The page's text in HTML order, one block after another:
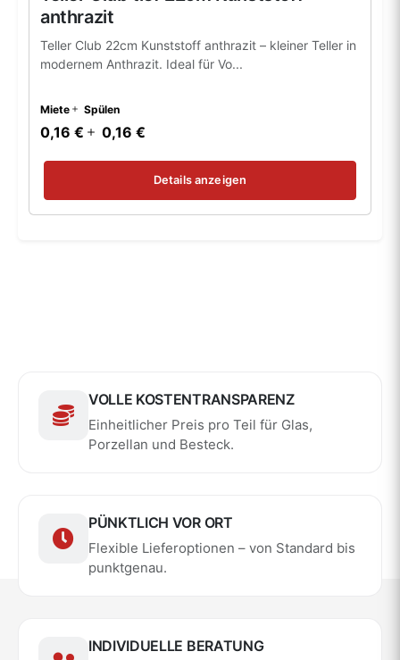
anthrazit
Teller Club 22cm Kunststoff anthrazit – kleiner Teller in
modernem Anthrazit. Ideal für Vo...
Miete Spülen
0,16 € 0,16 €
Details anzeigen
VOLLE KOSTENTRANSPARENZ
Einheitlicher Preis pro Teil für Glas,
Porzellan und Besteck.
PÜNKTLICH VOR ORT
Flexible Lieferoptionen – von Standard bis
punktgenau.
INDIVIDUELLE BERATUNG